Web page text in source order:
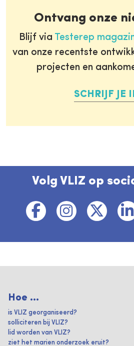
Ontvang onze
Blijf via Testerep
van onze recentste
projecten en
SCHRIJF JE
Volg VLIZ op
Hoe ...
is VLIZ georganiseerd?
solliciteren bij VLIZ?
lid worden van VLIZ?
ziet het marien onderzoek eruit?